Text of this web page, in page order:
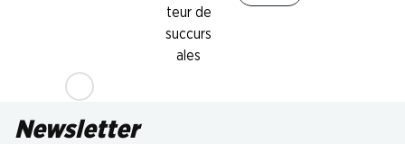
teur de
succurs
ales
Newsletter